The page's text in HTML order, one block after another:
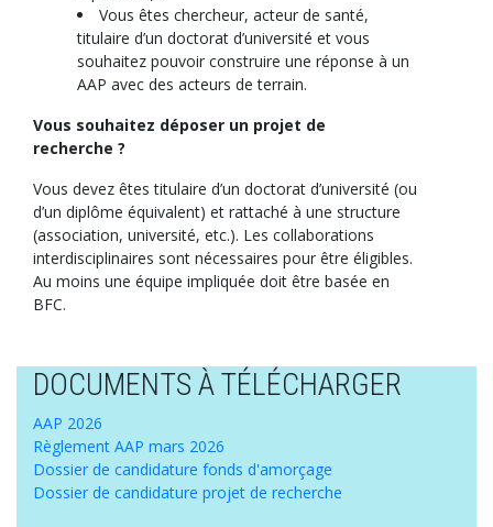
Vous êtes chercheur, acteur de santé,
titulaire d’un doctorat d’université et vous
souhaitez pouvoir construire une réponse à un
AAP avec des acteurs de terrain.
Vous souhaitez déposer un projet de
recherche ?
Vous devez êtes titulaire d’un doctorat d’université (ou
d’un diplôme équivalent) et rattaché à une structure
(association, université, etc.). Les collaborations
interdisciplinaires sont nécessaires pour être éligibles.
Au moins une équipe impliquée doit être basée en
BFC.
DOCUMENTS À TÉLÉCHARGER
AAP 2026
Règlement AAP mars 2026
Dossier de candidature fonds d'amorçage
Dossier de candidature projet de recherche